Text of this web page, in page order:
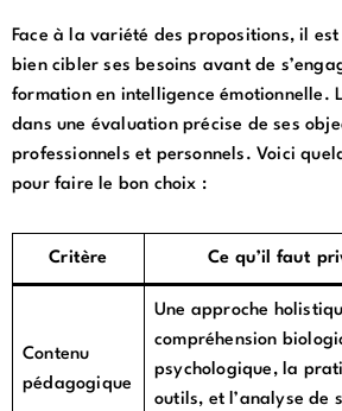
Face à la variété des propositions, il est
bien cibler ses besoins avant de
formation en intelligence émotionnelle.
dans une évaluation précise de ses
professionnels et personnels. Voici
pour faire le bon choix :
Critère Ce qu’il faut
Contenu
pédagogique
Une approche
compréhension
psychologique, la
outils, et l’analyse de